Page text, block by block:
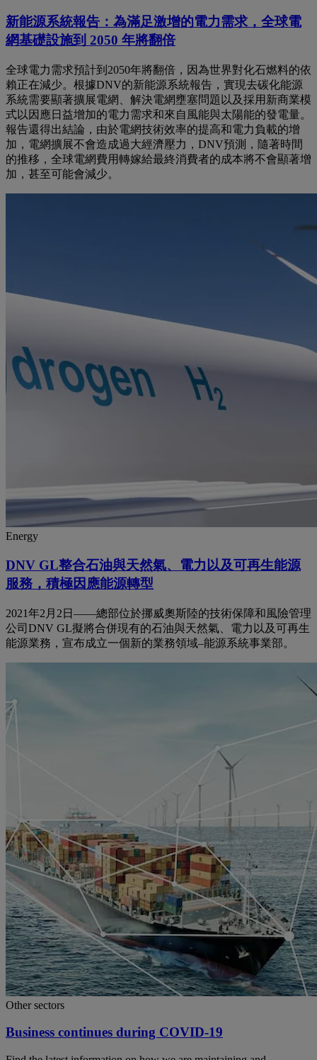
新能源系統報告：為滿足激增的電力需求，全球電
網基礎設施到 2050 年將翻倍
全球電力需求預計到2050年將翻倍，因為世界對化石燃料的依
賴正在減少。根據DNV的新能源系統報告，實現去碳化能源
系統需要顯著擴展電網、解決電網壅塞問題以及採用新商業模
式以因應日益增加的電力需求和來自風能與太陽能的發電量。
報告還得出結論，由於電網技術效率的提高和電力負載的增
加，電網擴展不會造成過大經濟壓力，DNV預測，隨著時間
的推移，全球電網費用轉嫁給最終消費者的成本將不會顯著增
加，甚至可能會減少。
Energy
DNV GL整合石油與天然氣、電力以及可再生能源
服務，積極因應能源轉型
2021年2月2日——總部位於挪威奧斯陸的技術保障和風險管理
公司DNV GL擬將合併現有的石油與天然氣、電力以及可再生
能源業務，宣布成立一個新的業務領域–能源系統事業部。
Other sectors
Business continues during COVID-19